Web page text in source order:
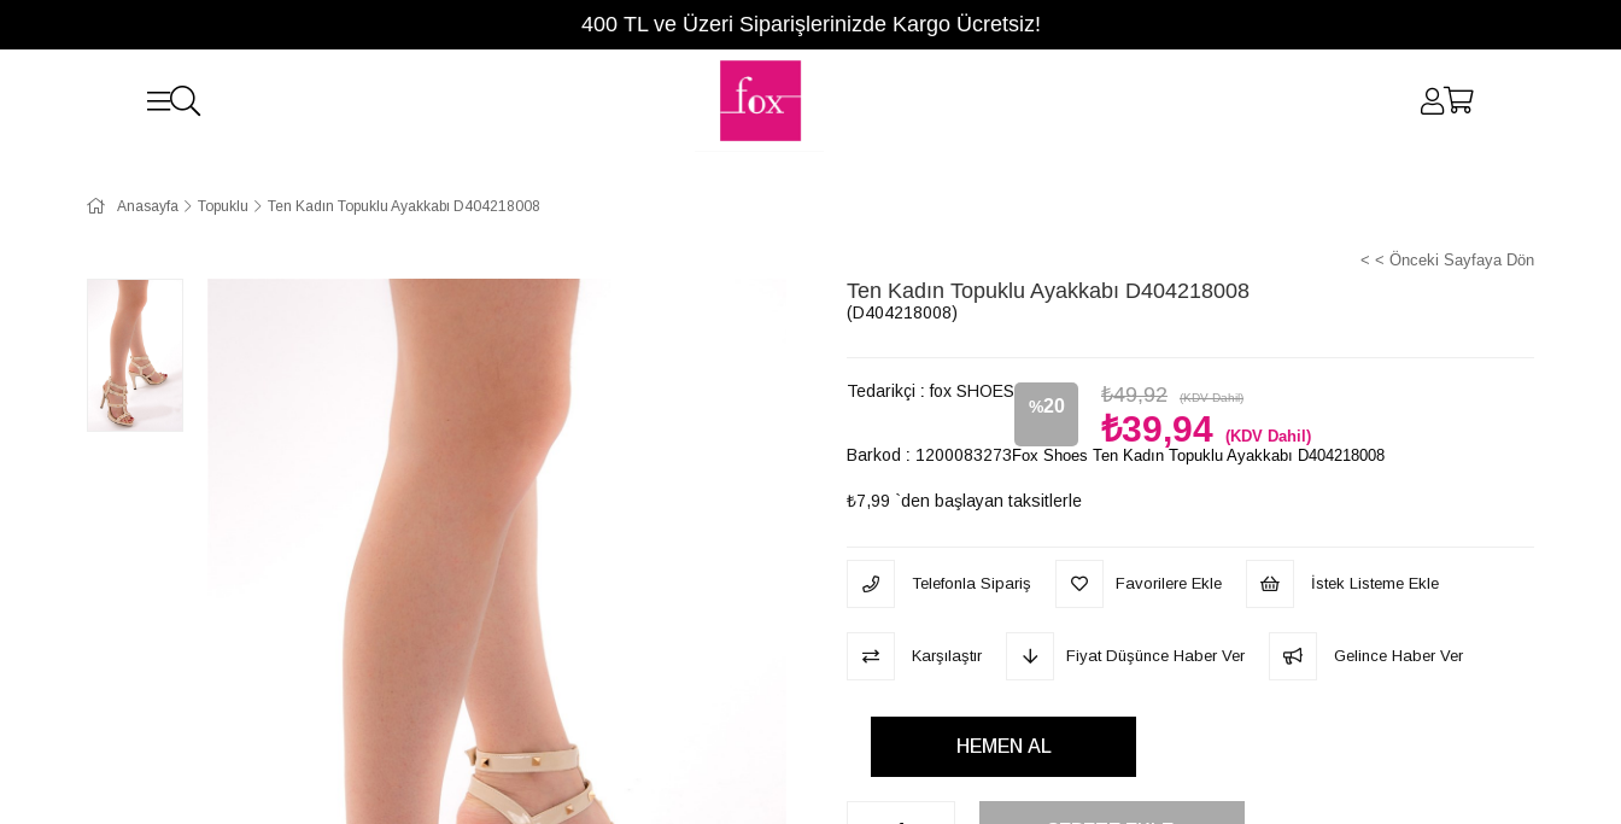
400 TL ve Üzeri Siparişlerinizde Kargo Ücretsiz!
Anasayfa Topuklu Ten Kadın Topuklu Ayakkabı D404218008
< < Önceki Sayfaya Dön
Ten Kadın Topuklu Ayakkabı D404218008
(D404218008)
Tedarikçi : fox SHOES
%20
İndirim
₺49,92 (KDV Dahil)
₺39,94 (KDV Dahil)
Barkod : 1200083273
₺7,99 `den başlayan taksitlerle
Fox Shoes Ten Kadın Topuklu Ayakkabı D404218008
Telefonla Sipariş Favorilere Ekle İstek Listeme Ekle
Karşılaştır Fiyat Düşünce Haber Ver Gelince Haber Ver